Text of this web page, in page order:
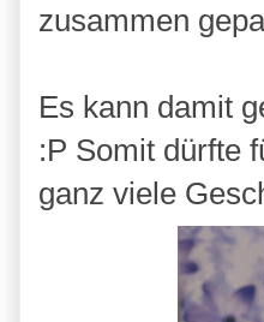
zusammen
Es kann damit
:P Somit dürfte
ganz viele